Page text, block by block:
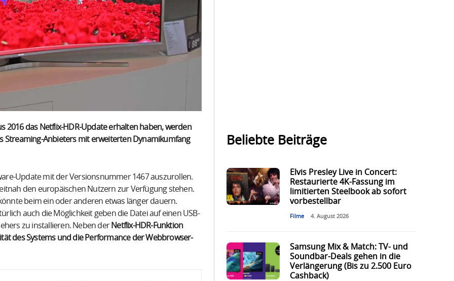
2016 das Netflix-HDR-Update erhalten haben, werden
Streaming-Anbieters mit erweiterten Dynamikumfang
Update mit der Versionsnummer 1467 auszurollen.
den europäischen Nutzern zur Verfügung stehen.
beim ein oder anderen etwas länger dauern.
auch die Möglichkeit geben die Datei auf einen USB-
zu installieren. Neben der Netflix-HDR-Funktion
des Systems und die Performance der Webbrowser-
Beliebte Beiträge
Elvis Presley Live in Concert:
Restaurierte 4K-Fassung im
limitierten Steelbook ab sofort
vorbestellbar
Filme 4. August 2026
Samsung Mix & Match: TV- und
Soundbar-Deals gehen in die
Verlängerung (Bis zu 2.500 Euro
Cashback)